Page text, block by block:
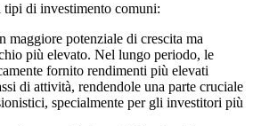
di investimento comuni:
maggiore potenziale di crescita ma
più elevato. Nel lungo periodo, le
fornito rendimenti più elevati
di attività, rendendole una parte cruciale
specialmente per gli investitori più